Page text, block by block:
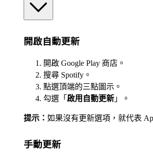
開啟自動更新
開啟 Google Play 商店。
搜尋 Spotify。
點選頂端的三點圖示。
勾選「 啟用自動更新 」。
提示： 如果沒有更新選項，就代表
手動更新